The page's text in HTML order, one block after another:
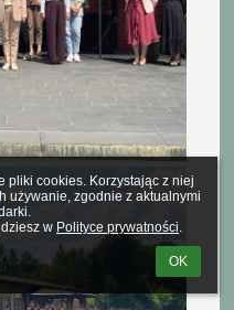
pliki cookies. Korzystając z niej
używanie, zgodnie z aktualnymi
w Polityce prywatności.
OK